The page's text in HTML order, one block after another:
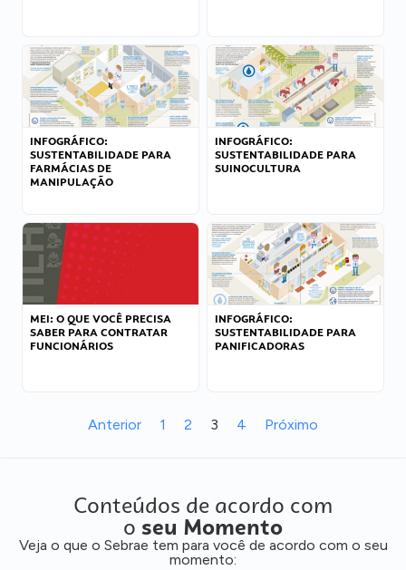
INFOGRÁFICO:
SUSTENTABILIDADE PARA
FARMÁCIAS DE
MANIPULAÇÃO
INFOGRÁFICO:
SUSTENTABILIDADE PARA
SUINOCULTURA
MEI: O QUE VOCÊ PRECISA
SABER PARA CONTRATAR
FUNCIONÁRIOS
INFOGRÁFICO:
SUSTENTABILIDADE PARA
PANIFICADORAS
Anterior 1 2 3 4 Próximo
Conteúdos de acordo com
o seu Momento
Veja o que o Sebrae tem para você de acordo com o seu
momento: